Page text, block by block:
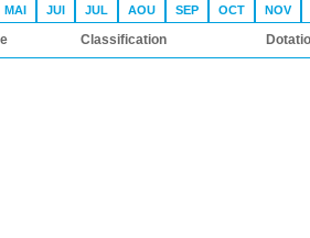
MAI JUI JUL AOU SEP OCT NOV
Classification